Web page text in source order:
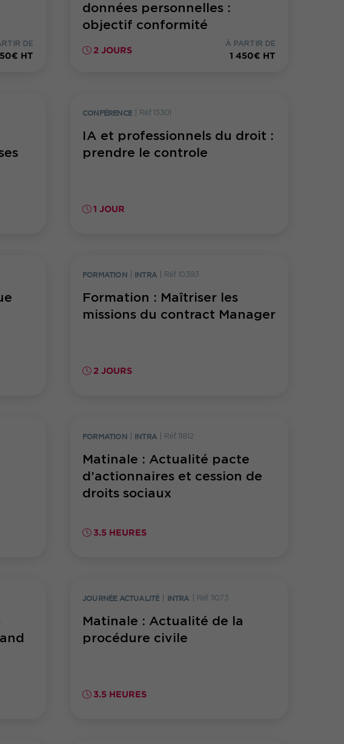
DE
HT
données personnelles :
objectif conformité
2 JOURS
À PARTIR DE
1 450€ HT
CONFÉRENCE Réf. 13301
IA et professionnels du droit :
prendre le controle
1 JOUR
FORMATION INTRA Réf. 10393
Formation : Maîtriser les
missions du contract Manager
2 JOURS
FORMATION INTRA Réf. 11812
Matinale : Actualité pacte
d’actionnaires et cession de
droits sociaux
3.5 HEURES
JOURNÉE ACTUALITÉ INTRA Réf. 11073
Matinale : Actualité de la
procédure civile
3.5 HEURES